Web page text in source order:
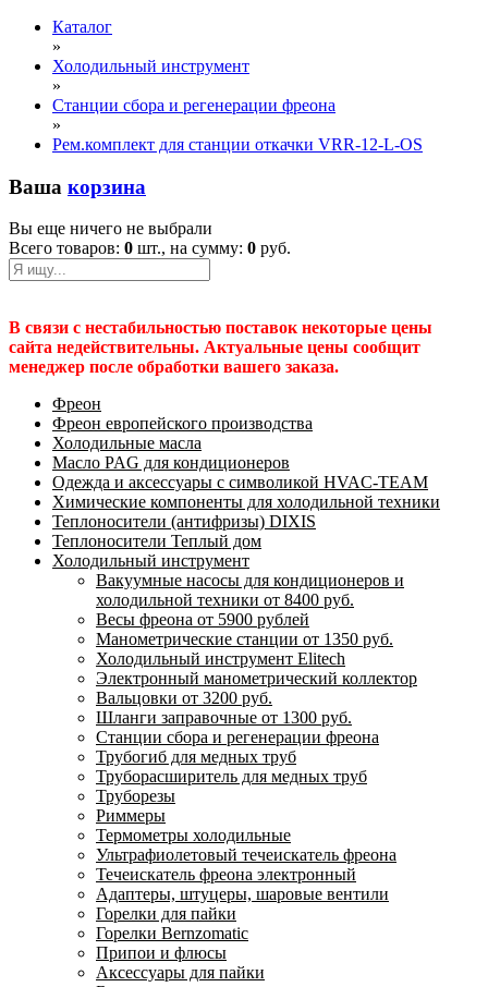
Каталог
»
Холодильный инструмент
»
Станции сбора и регенерации фреона
»
Рем.комплект для станции откачки VRR-12-L-OS
Ваша корзина
Вы еще ничего не выбрали
Всего товаров: 0 шт., на сумму: 0 руб.
В связи с нестабильностью поставок некоторые цены
сайта недействительны. Актуальные цены сообщит
менеджер после обработки вашего заказа.
Фреон
Фреон европейского производства
Холодильные масла
Масло PAG для кондиционеров
Одежда и аксессуары с символикой HVAC-TEAM
Химические компоненты для холодильной техники
Теплоносители (антифризы) DIXIS
Теплоносители Теплый дом
Холодильный инструмент
Вакуумные насосы для кондиционеров и
холодильной техники от 8400 руб.
Весы фреона от 5900 рублей
Манометрические станции от 1350 руб.
Холодильный инструмент Elitech
Электронный манометрический коллектор
Вальцовки от 3200 руб.
Шланги заправочные от 1300 руб.
Станции сбора и регенерации фреона
Трубогиб для медных труб
Труборасширитель для медных труб
Труборезы
Риммеры
Термометры холодильные
Ультрафиолетовый течеискатель фреона
Течеискатель фреона электронный
Адаптеры, штуцеры, шаровые вентили
Горелки для пайки
Горелки Bernzomatic
Припои и флюсы
Аксессуары для пайки